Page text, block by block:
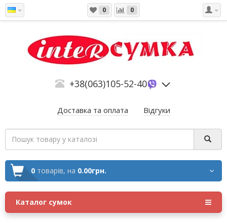
0 0
+38(063)105-52-40
Доставка та оплата Відгуки
0 товарів, на 0.00грн.
Каталог сумок